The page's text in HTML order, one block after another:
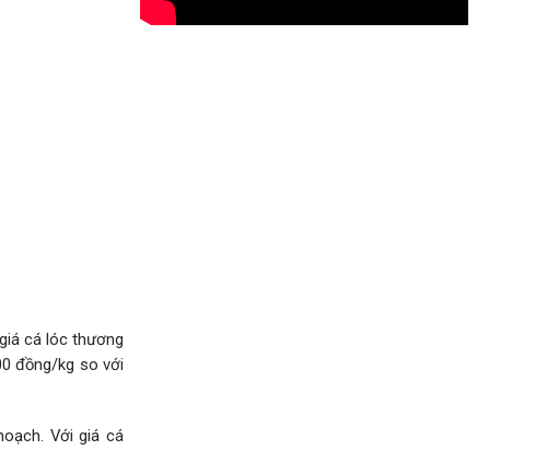
cá lóc thương
đồng/kg so với
Với giá cá